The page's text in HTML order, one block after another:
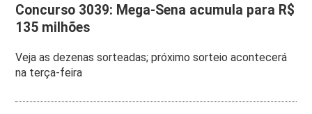
Concurso 3039: Mega-Sena acumula para R$
135 milhões
Veja as dezenas sorteadas; próximo sorteio acontecerá
na terça-feira